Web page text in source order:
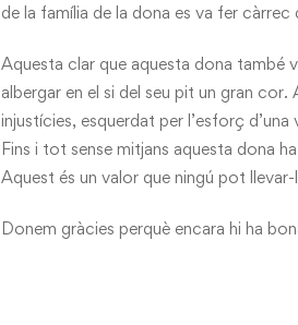
de la família de la dona es va fer càrrec
Aquesta clar que aquesta dona també
albergar en el si del seu pit un gran
injustícies, esquerdat per l’esforç
Fins i tot sense mitjans aquesta dona
Aquest és un valor que ningú pot llevar-
Donem gràcies perquè encara hi ha